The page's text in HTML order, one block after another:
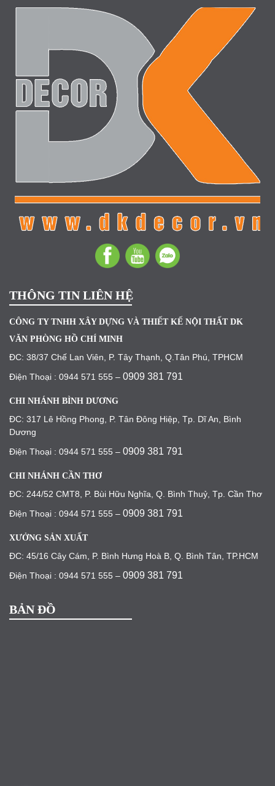
THÔNG TIN LIÊN HỆ
CÔNG TY TNHH XÂY DỰNG VÀ THIẾT KẾ NỘI THẤT DK
VĂN PHÒNG HỒ CHÍ MINH
ĐC: 38/37 Chế Lan Viên, P. Tây Thạnh, Q.Tân Phú, TPHCM
Điện Thoại : 0944 571 555 – 0909 381 791
CHI NHÁNH BÌNH DƯƠNG
ĐC: 317 Lê Hồng Phong, P. Tân Đông Hiệp, Tp. Dĩ An, Bình
Dương
Điện Thoại : 0944 571 555 – 0909 381 791
CHI NHÁNH CẦN THƠ
ĐC: 244/52 CMT8, P. Bùi Hữu Nghĩa, Q. Bình Thuỷ, Tp. Cần Thơ
Điện Thoại : 0944 571 555 – 0909 381 791
XƯỞNG SẢN XUẤT
ĐC: 45/16 Cây Cám, P. Bình Hưng Hoà B, Q. Bình Tân, TP.HCM
Điện Thoại : 0944 571 555 – 0909 381 791
BẢN ĐỒ